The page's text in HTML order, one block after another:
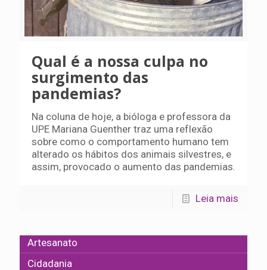
Qual é a nossa culpa no
surgimento das
pandemias?
Na coluna de hoje, a bióloga e professora da
UPE Mariana Guenther traz uma reflexão
sobre como o comportamento humano tem
alterado os hábitos dos animais silvestres, e
assim, provocado o aumento das pandemias.
Leia mais
Artesanato
Cidadania